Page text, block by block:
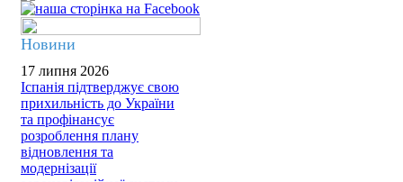
Новини
17 липня 2026
Іспанія підтверджує свою
прихильність до України
та профінансує
розроблення плану
відновлення та
модернізації